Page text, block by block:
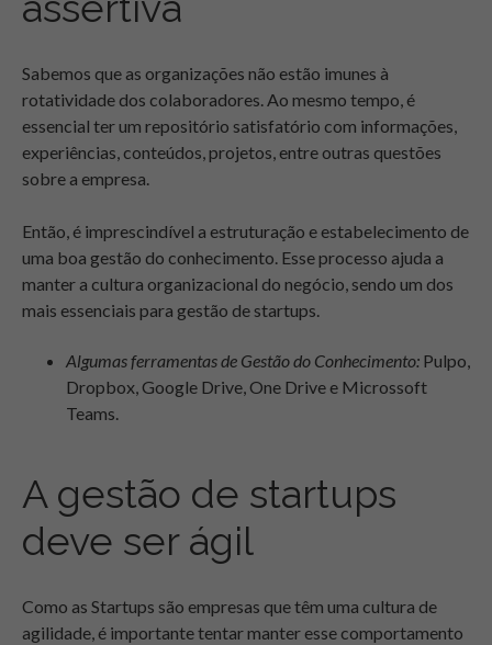
Sabemos que as organizações não estão imunes à
rotatividade dos colaboradores. Ao mesmo tempo, é
essencial ter um repositório satisfatório com informações,
experiências, conteúdos, projetos, entre outras questões
sobre a empresa.
Então, é imprescindível a estruturação e estabelecimento de
uma boa gestão do conhecimento. Esse processo ajuda a
manter a cultura organizacional do negócio, sendo um dos
mais essenciais para gestão de startups.
Algumas ferramentas de Gestão do Conhecimento: Pulpo,
Dropbox, Google Drive, One Drive e Microssoft
Teams.
A gestão de startups
deve ser ágil
Como as Startups são empresas que têm uma cultura de
agilidade, é importante tentar manter esse comportamento